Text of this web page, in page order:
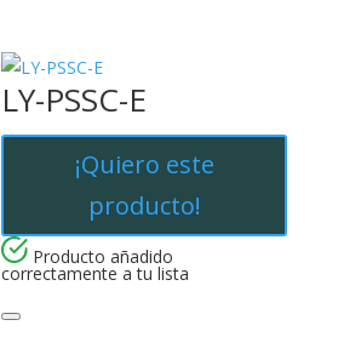
LY-PSSC-E
¡Quiero este
producto!
Producto añadido
correctamente a tu lista